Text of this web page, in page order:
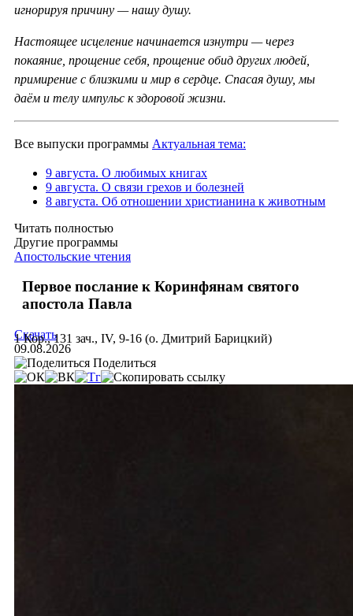
игнорируя причину — нашу душу.
Настоящее исцеление начинается изнутри — через
покаяние, прощение себя, прощение обид других людей,
примирение с близкими и мир в сердце. Спасая душу, мы
даём и телу импульс к здоровой жизни.
Все выпуски программы Актуальная тема:
9 августа. О любимых книгах
9 августа. О связи грехов и болезней
8 августа. Об отношении христианина к животным
Читать полностью
Другие программы
Апостольские чтения
Первое послание к Коринфянам святого
апостола Павла
1 Кор., 131 зач., IV, 9-16 (о. Дмитрий Барицкий)
Скачать
09.08.2026
Поделиться